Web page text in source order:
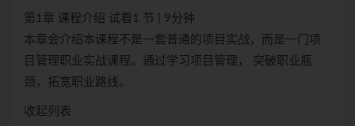
第1章 课程介绍 试看1 节 | 9分钟
本章会介绍本课程不是一套普通的项目实战，而是一门项
目管理职业实战课程。通过学习项目管理， 突破职业瓶
颈，拓宽职业路线。
收起列表